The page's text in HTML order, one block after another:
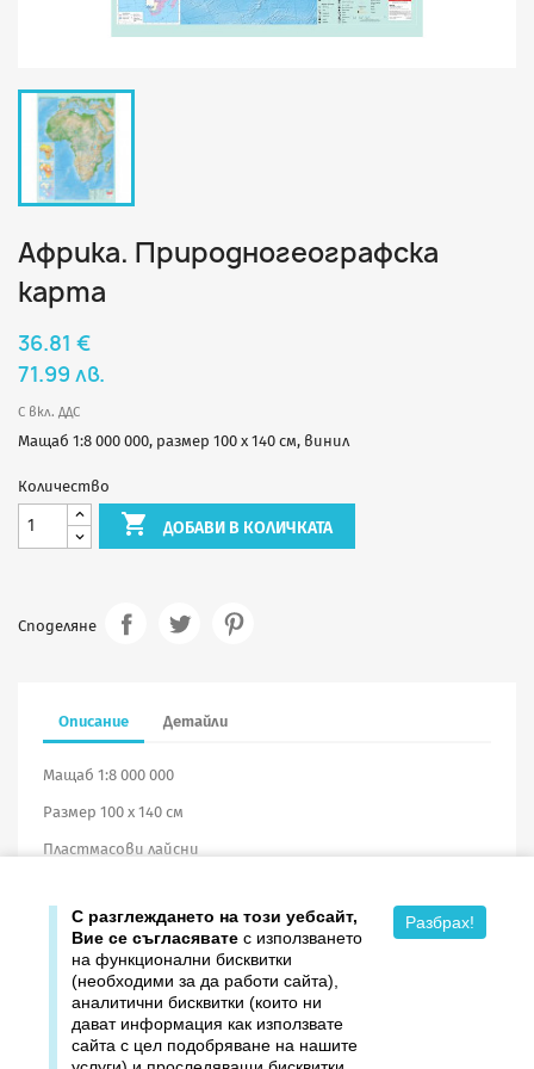
Африка. Природногеографска
карта
36.81 €
71.99 лв.
С вкл. ДДС
Мащаб 1:8 000 000, размер 100 х 140 см, винил
Количество
 ДОБАВИ В КОЛИЧКАТА
Споделяне
Описание Детайли
Мащаб 1:8 000 000
Размер 100 х 140 см
Пластмасови лайсни
Продукти
С разглеждането на този уебсайт,
Вие се съгласявате с използването
на функционални бисквитки
(необходими за да работи сайта),
аналитични бисквитки (които ни
дават информация как използвате
сайта с цел подобряване на нашите
Разбрах!